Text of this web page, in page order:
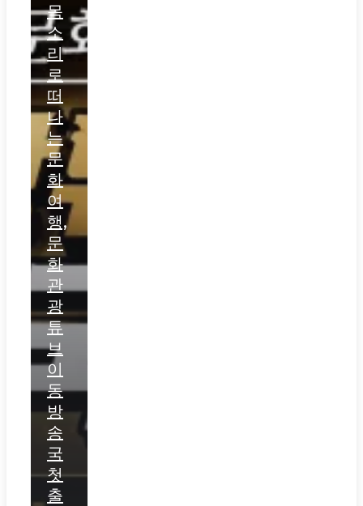
목
소
리
로
떠
나
는
문
화
여
행,
문
화
관
광
튜
브
이
동
방
송
국
첫
출